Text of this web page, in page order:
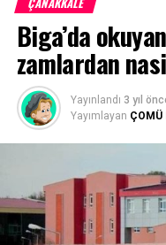
ÇANAKKALE
Biga’da
zamlardan
Yayınlandı 3 yıl
Yayımlayan ÇOMÜ